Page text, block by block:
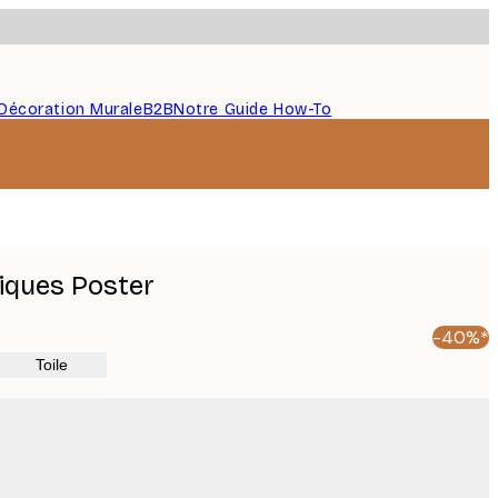
MuraleB2BNotre Guide How-To
Poster
-40%*
Toile